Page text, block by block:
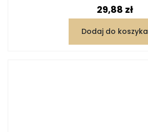
Cena
29,88 zł
Dodaj do koszyka